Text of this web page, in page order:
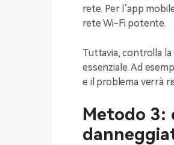
rete. Per l’app
rete Wi-Fi potente.
Tuttavia, controlla
essenziale. Ad
e il problema verrà
Metodo 3: